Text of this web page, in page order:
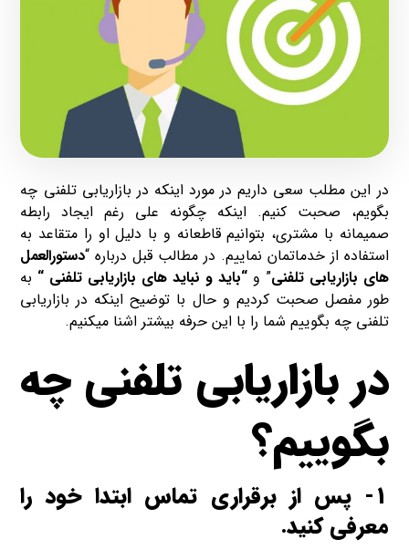
در این مطلب سعی داریم در مورد اینکه در بازاریابی تلفنی چه
بگویم، صحبت کنیم. اینکه چگونه علی رغم ایجاد رابطه
صمیمانه با مشتری، بتوانیم قاطعانه و با دلیل او را متقاعد به
استفاده از خدماتمان نماییم. در مطالب قبل درباره “دستورالعمل
های بازاریابی تلفنی” و“باید و نباید های بازاریابی تلفنی “ به
طور مفصل صحبت کردیم و حال با توضیح اینکه در بازاریابی
تلفنی چه بگوییم شما را با این حرفه بیشتر اشنا میکنیم.
در بازاریابی تلفنی چه
بگوییم؟
1- پس از برقراری تماس ابتدا خود را
معرفی کنید.